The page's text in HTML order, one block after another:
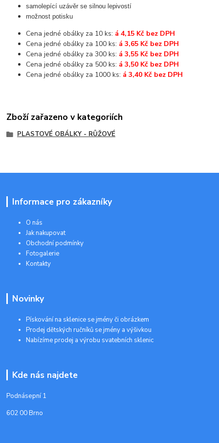
samolepící uzávěr se silnou lepivostí
možnost potisku
Cena jedné obálky za 10 ks: á 4,15 Kč bez DPH
Cena jedné obálky za 100 ks: á 3,65 Kč bez DPH
Cena jedné obálky za 300 ks: á 3,55 Kč bez DPH
Cena jedné obálky za 500 ks: á 3,50 Kč bez DPH
Cena jedné obálky za 1000 ks: á 3,40 Kč bez DPH
Zboží zařazeno v kategoriích
PLASTOVÉ OBÁLKY - RŮŽOVÉ
Informace pro zákazníky
O nás
Jak nakupovat
Obchodní podmínky
Fotogalerie
Kontakty
Novinky
Pískování na sklenice se jmény či obrázkem
Prodej dětských ručníků se jmény a výšivkou
Nabízíme prodej a výrobu svatebních sklenic
Kde nás najdete
Podnásepní 1
602 00 Brno